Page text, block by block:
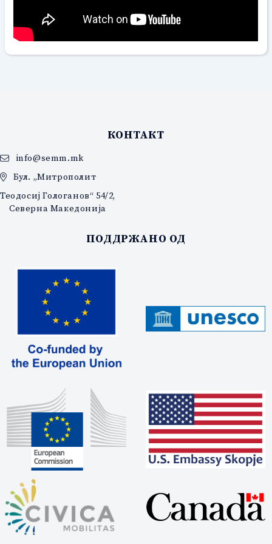
КОНТАКТ
info@semm.mk
Бул. „Митрополит
Теодосиј Гологанов“ 54/2,
Северна Македонија
ПОДДРЖАНО ОД